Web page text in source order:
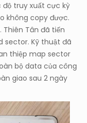
độ truy xuất cực kỳ
không copy được.
Thiên Tân đã tiến
sector. Kỹ thuật đã
thiệp map sector
bộ data của công
giao sau 2 ngày